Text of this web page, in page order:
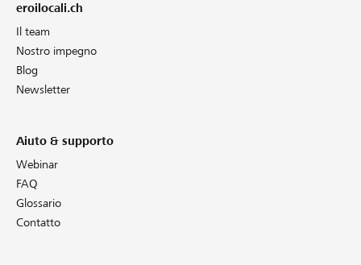
eroilocali.ch
Il team
Nostro impegno
Blog
Newsletter
Aiuto & supporto
Webinar
FAQ
Glossario
Contatto